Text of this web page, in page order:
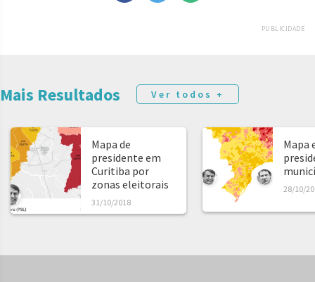
PUBLICIDADE
Mais Resultados Ver todos +
Mapa de
presidente em
Curitiba por
zonas eleitorais
31/10/2018
Mapa
28/10/